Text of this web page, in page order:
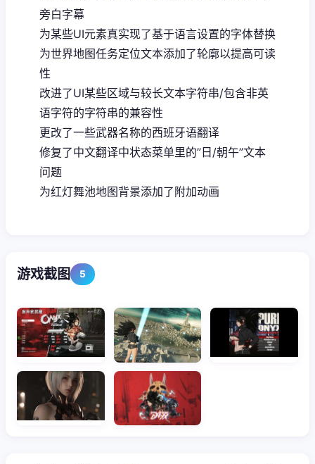
旁白字幕
为某些UI元素真实现了基于语言设置的字体替换
为世界地图任务定位文本添加了轮廓以提高可读
性
改进了UI某些区域与较长文本字符串/包含非英
语字符的字符串的兼容性
更改了一些武器名称的西班牙语翻译
修复了中文翻译中状态菜单里的”日/朝午”文本
问题
为红灯舞池地图背景添加了附加动画
游戏截图 5